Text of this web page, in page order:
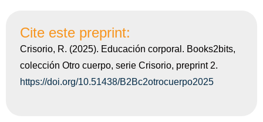
Cite este preprint:
Crisorio, R. (2025). Educación corporal. Books2bits,
colección Otro cuerpo, serie Crisorio, preprint 2.
https://doi.org/10.51438/B2Bc2otrocuerpo2025